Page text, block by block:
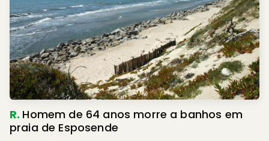
R. Homem de 64 anos morre a banhos em
praia de Esposende